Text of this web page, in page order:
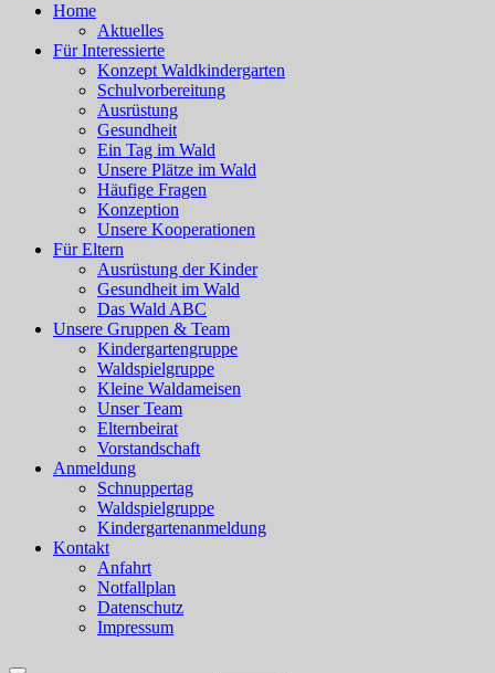
Home
Aktuelles
Für Interessierte
Konzept Waldkindergarten
Schulvorbereitung
Ausrüstung
Gesundheit
Ein Tag im Wald
Unsere Plätze im Wald
Häufige Fragen
Konzeption
Unsere Kooperationen
Für Eltern
Ausrüstung der Kinder
Gesundheit im Wald
Das Wald ABC
Unsere Gruppen & Team
Kindergartengruppe
Waldspielgruppe
Kleine Waldameisen
Unser Team
Elternbeirat
Vorstandschaft
Anmeldung
Schnuppertag
Waldspielgruppe
Kindergartenanmeldung
Kontakt
Anfahrt
Notfallplan
Datenschutz
Impressum